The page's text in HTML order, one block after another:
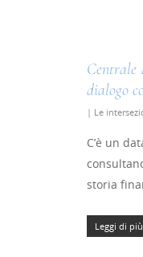
Centrale
dialogo
| Le
C’è un
storia
Leggi di più